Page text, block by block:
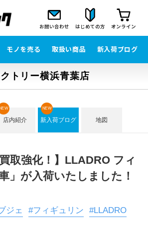
お問い合わせ はじめての方 オンライン
モノを売る 取扱い商品 新入荷ブログ
トリー横浜青葉店
店内紹介
NEW
新入荷ブログ
NEW
地図
取強化！】LLADRO フィ
」が入荷いたしました！
ジェ #フィギュリン
#LLADRO